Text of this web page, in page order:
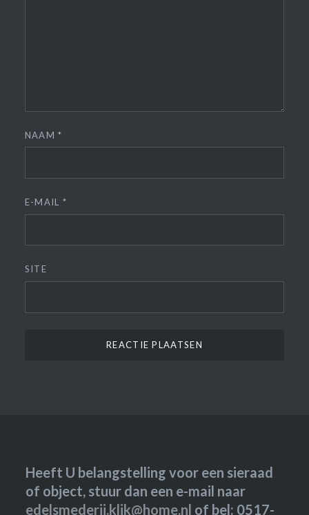
NAAM*
E-MAIL *
SITE
Heeft U belangstelling voor een sieraad
of object, stuur dan een e-mail naar
edelsmederij.klik@home.nl of bel: 0517-